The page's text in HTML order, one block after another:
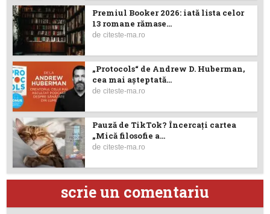
Premiul Booker 2026: iată lista celor
13 romane rămase...
deciteste-ma.ro
„Protocols“ de Andrew D. Huberman,
cea mai așteptată...
deciteste-ma.ro
Pauză de TikTok? Încercaţi cartea
„Mică filosofie a...
deciteste-ma.ro
scrie un comentariu